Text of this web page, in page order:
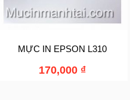
MỰC IN EPSON L310
170,000 ₫